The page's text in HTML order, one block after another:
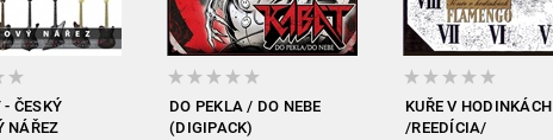
ČESKÝ
NÁŘEZ
DO PEKLA / DO NEBE
(DIGIPACK)
KUŘE V HODINKÁCH
/REEDÍCIA/